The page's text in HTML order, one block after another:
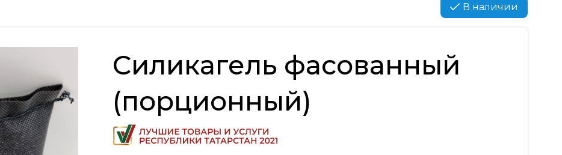
В наличии
Силикагель фасованный
(порционный)